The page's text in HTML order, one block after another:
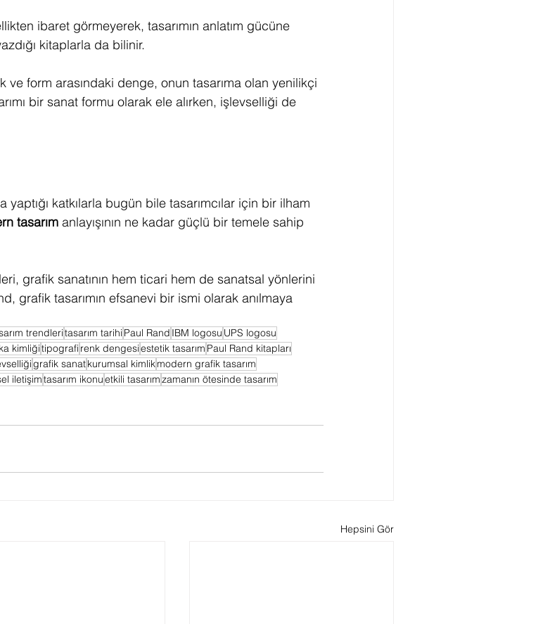
ibaret görmeyerek, tasarımın anlatım gücüne
kitaplarla da bilinir.
ve form arasındaki denge, onun tasarıma olan yenilikçi
bir sanat formu olarak ele alırken, işlevselliği de
yaptığı katkılarla bugün bile tasarımcılar için bir ilham
tasarım anlayışının ne kadar güçlü bir temele sahip
grafik sanatının hem ticari hem de sanatsal yönlerini
grafik tasarımın efsanevi bir ismi olarak anılmaya
trendleritasarım tarihi Paul Rand IBM logosu UPS logosu
kimliğitipografi renk dengesiestetik tasarım Paul Rand kitapları
grafik sanatkurumsal kimlikmodern grafik tasarım
iletişimtasarım ikonuetkili tasarımzamanın ötesinde tasarım
Hepsini Gör